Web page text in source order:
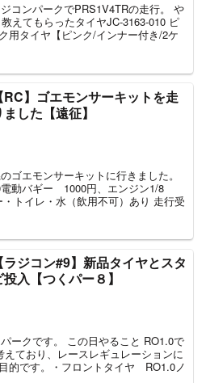
コンパークでPRS1V4TRの走行。 や
えてもらったタイヤJC-3163-010 ピ
用タイヤ【ピンク/インナー付き/2ケ
【RC】ゴエモンサーキットを走
ました【遠征】
ゴエモンサーキットに行きました。
動バギー 1000円、エンジン1/8
トイレ・水（飲用不可）あり 走行受
【ラジコン#9】新品タイヤとスタ
投入【つくパー８】
ークです。 この日やること RO1.0で
ており、レースレギュレーションに
的です。・フロントタイヤ RO1.0ノ